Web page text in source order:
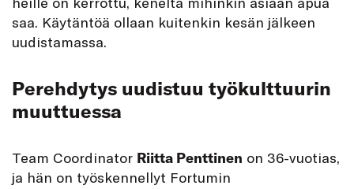
saa. Käytäntöä ollaan kuitenkin kesän jälkeen
uudistamassa.
Perehdytys uudistuu työkulttuurin
muuttuessa
Team Coordinator Riitta Penttinen on 36-vuotias,
ja hän on työskennellyt Fortumin